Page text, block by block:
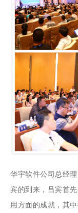
华宇软件公司总经
宾的到来，吕宾首
用方面的成就，其